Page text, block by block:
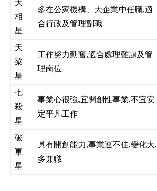
天
相
星
多在公家機構、大企業中任職,適
合行政及管理副職
天
梁
星
工作努力勤奮,適合處理難題及管
理崗位
七
殺
星
事業心很強,宜開創性事業,不宜安
定平凡工作
破
軍
星
具有開創能力,事業運不佳,變化大,
多兼職